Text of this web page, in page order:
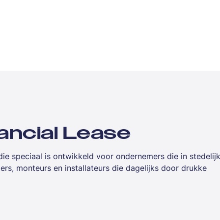
Lease
speciaal is ontwikkeld voor ondernemers die in
monteurs en installateurs die dagelijks door drukke
een wendbare stadsbus met een verrassend ruime
veel zakelijke toepassingen. Met financial lease spreid je
eigenaar van je bedrijfswagen.